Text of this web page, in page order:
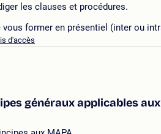
les clauses et procédures.
former en présentiel (inter ou
d'accès
généraux applicables